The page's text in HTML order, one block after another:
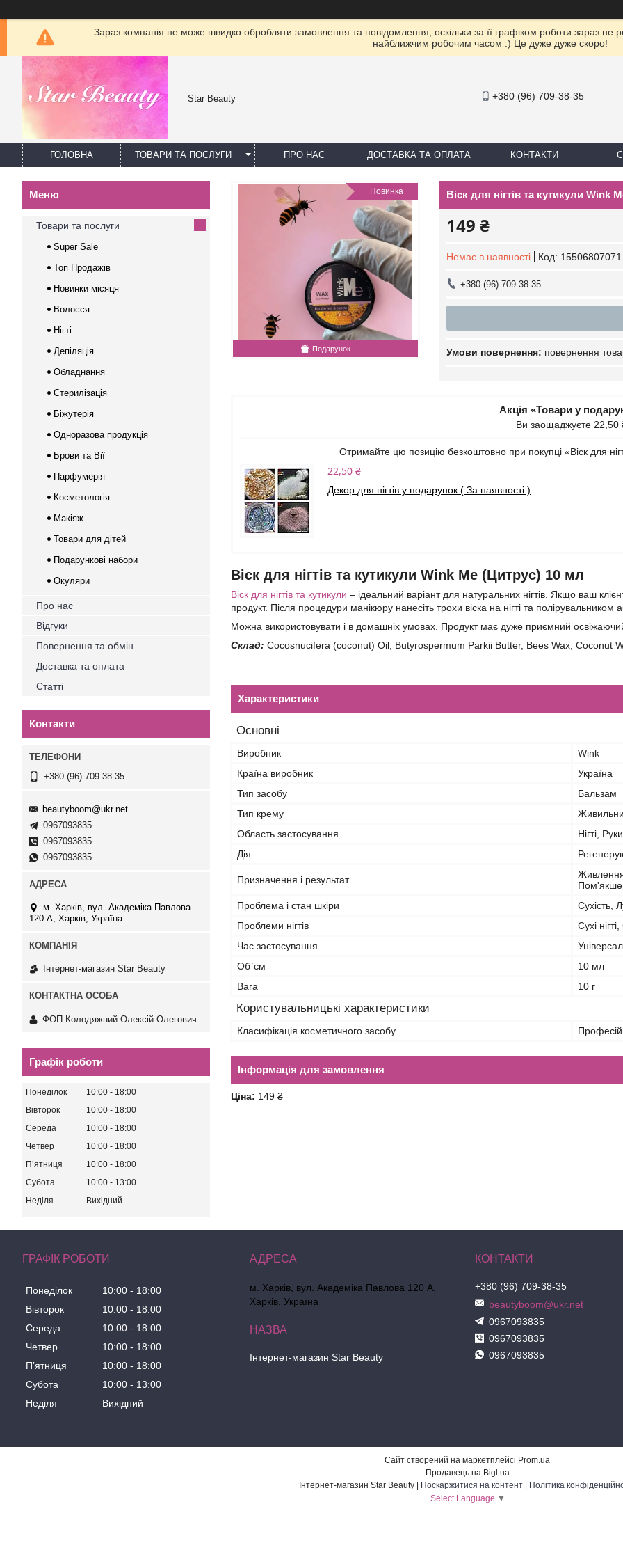
Зараз компанія не може швидко обробляти замовлення та повідомлення, оскільки за її графіком роботи зараз
найближчим робочим часом :) Це дуже дуже скоро!
Star Beauty +380 (96) 709-38-35
ГОЛОВНА ТОВАРИ ТА ПОСЛУГИ ПРО НАС ДОСТАВКА ТА ОПЛАТА КОНТАКТИ
Подарунок
Новинка Віск для нігтів та кутикули Wink
149 ₴
Немає в наявності Код: 15506807071
+380 (96) 709-38-35
повернення
Акція «Товари у
Ви заощаджуєте 22,50
Отримайте цю позицію безкоштовно при покупці «Віск для
22,50 ₴
Декор для нігтів у подарунок ( За наявності )
Віск для нігтів та кутикули Wink Me (Цитрус) 10 мл
Віск для нігтів та кутикули – ідеальний варіант для натуральних нігтів. Якщо ваш
продукт. Після процедури манікюру нанесіть трохи віска на нігті та
Можна використовувати і в домашніх умовах. Продукт має дуже приємний
Склад: Cocosnucifera (coconut) Oil, Butyrospermum Parkii Butter, Bees Wax, Coconut
Характеристики
Основні
Виробник
Wink
Країна виробник
Україна
Тип засобу
Бальзам
Тип крему
Область застосування
Нігті,
Дія
Призначення і результат
Проблема і стан шкіри
Сухість,
Проблеми нігтів
Сухі
Час застосування
Об`єм
10 мл
Вага
10 г
Користувальницькі характеристики
Класифікація косметичного засобу
Інформація для замовлення
Ціна: 149 ₴
Товари та послуги
Super Sale
Топ Продажів
Новинки місяця
Волосся
Нігті
Депіляція
Обладнання
Стерилізація
Біжутерія
Одноразова продукція
Брови та Вії
Парфумерія
Косметологія
Макіяж
Товари для дітей
Подарункові набори
Окуляри
Про нас
Відгуки
Повернення та обмін
Доставка та оплата
Статті
Контакти
+380 (96) 709-38-35
beautyboom@ukr.net
0967093835
0967093835
0967093835
м. Харків, вул. Академіка Павлова
120 А, Харків, Україна
Інтернет-магазин Star Beauty
ФОП Колодяжний Олексій Олегович
Графік роботи
Понеділок 10:00
18:00
Вівторок
10:00
18:00
Середа
10:00
18:00
Четвер
10:00
18:00
Пʼятниця
10:00
18:00
Субота
10:00
13:00
Неділя
Вихідний
ГРАФІК РОБОТИ
Понеділок 10:00
18:00
Вівторок
10:00
18:00
Середа
10:00
18:00
Четвер
10:00
18:00
Пʼятниця
10:00
18:00
Субота
10:00
13:00
Неділя
Вихідний
м. Харків, вул. Академіка Павлова 120 А,
Харків, Україна
Інтернет-магазин Star Beauty
+380 (96) 709-38-35
beautyboom@ukr.net
0967093835
0967093835
0967093835
Сайт створений на маркетплейсі Prom.ua
Продавець на Bigl.ua
Інтернет-магазин Star Beauty | Поскаржитися на контент | Політика
Select Language ▼